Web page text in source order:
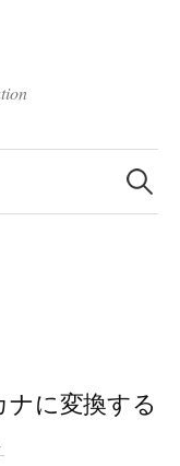
検
索:
ナに変換する